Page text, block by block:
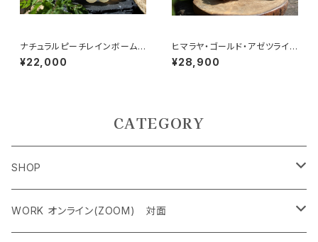
ナチュラルピーチレインボーム
ーンストーン 13mm 恋愛、
安産、女性の魅力を引き出す
¥22,000
ヒマラヤ・ゴールド・アゼツライ
ト 魂の目覚め、「ゴールデン・ラ
イトの降下」
¥28,900
CATEGORY
SHOP
ペンダントトップ＜レアストーン＞
WORK オンライン(ZOOM) 対面